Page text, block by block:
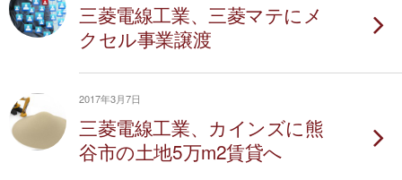
三菱電線工業、三菱マテにメ
クセル事業譲渡
2017年3月7日
三菱電線工業、カインズに熊
谷市の土地5万m2賃貸へ